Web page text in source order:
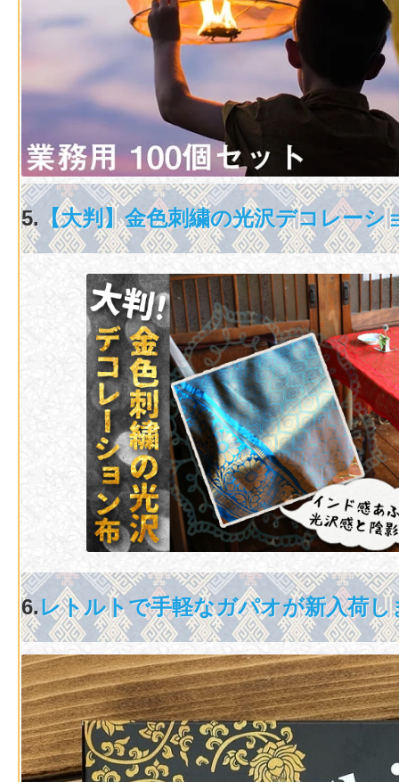
5. 【大判】金色刺繍の光沢デコレー
6.レトルトで手軽なガパオが新入荷し